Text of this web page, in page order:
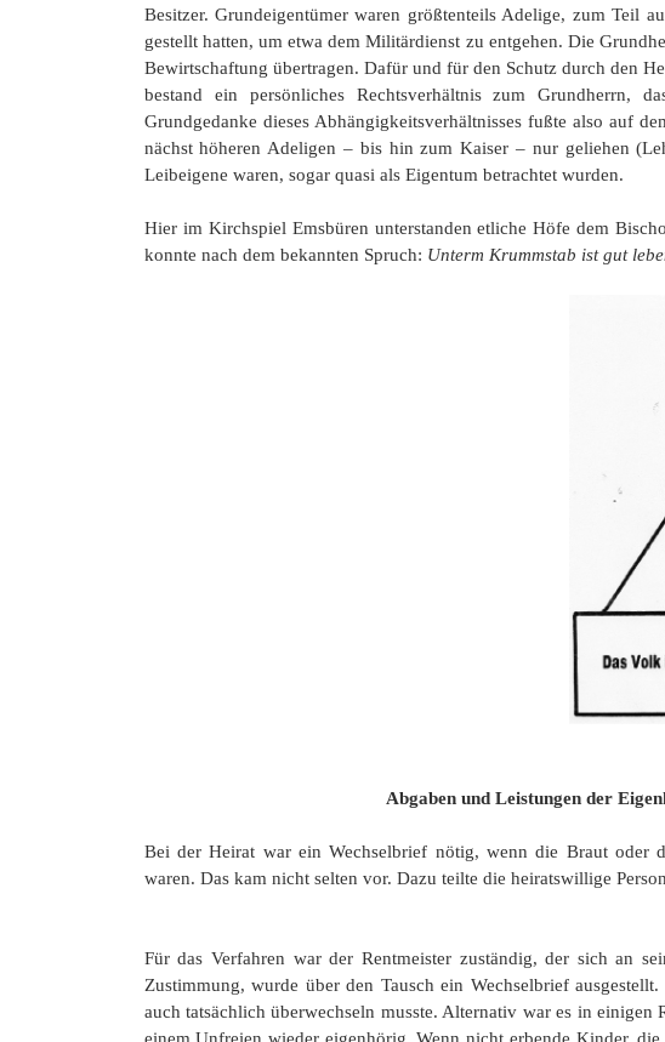
Besitzer. Grundeigentümer waren größtenteils Adelige, zum Teil
gestellt hatten, um etwa dem Militärdienst zu entgehen. Die
Bewirtschaftung übertragen. Dafür und für den Schutz durch den
bestand ein persönliches Rechtsverhältnis zum Grundherrn,
Grundgedanke dieses Abhängigkeitsverhältnisses fußte also auf
nächst höheren Adeligen – bis hin zum Kaiser – nur geliehen
Leibeigene waren, sogar quasi als Eigentum betrachtet wurden.
Hier im Kirchspiel Emsbüren unterstanden etliche Höfe dem
konnte nach dem bekannten Spruch: Unterm Krummstab ist gut
Abgaben und Leistungen der
Bei der Heirat war ein Wechselbrief nötig, wenn die Braut oder
waren. Das kam nicht selten vor. Dazu teilte die heiratswillige
Für das Verfahren war der Rentmeister zuständig, der sich an
Zustimmung, wurde über den Tausch ein Wechselbrief
auch tatsächlich überwechseln musste. Alternativ war es in